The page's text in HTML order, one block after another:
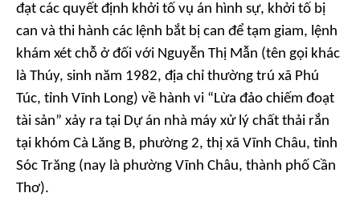
đạt các quyết định khởi tố vụ án hình sự, khởi tố bị
can và thi hành các lệnh bắt bị can để tạm giam, lệnh
khám xét chỗ ở đối với Nguyễn Thị Mẫn (tên gọi khác
là Thúy, sinh năm 1982, địa chỉ thường trú xã Phú
Túc, tỉnh Vĩnh Long) về hành vi “Lừa đảo chiếm đoạt
tài sản” xảy ra tại Dự án nhà máy xử lý chất thải rắn
tại khóm Cà Lăng B, phường 2, thị xã Vĩnh Châu, tỉnh
Sóc Trăng (nay là phường Vĩnh Châu, thành phố Cần
Thơ).